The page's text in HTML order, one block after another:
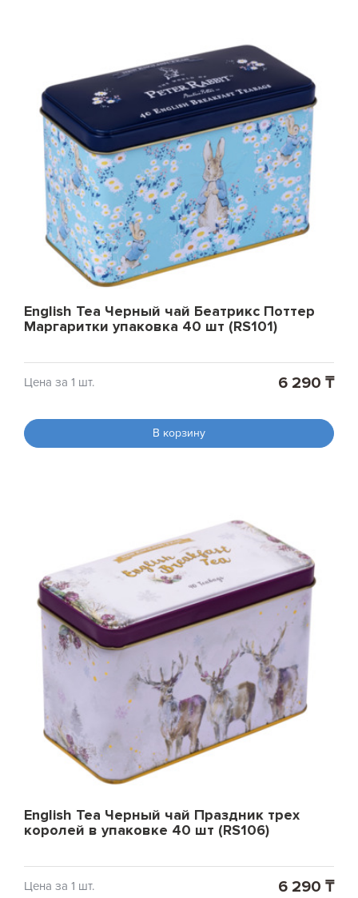
English Tea Черный чай Беатрикс Поттер
Маргаритки упаковка 40 шт (RS101)
Цена за 1 шт. 6 290 ₸
В корзину
English Tea Черный чай Праздник трех
королей в упаковке 40 шт (RS106)
Цена за 1 шт. 6 290 ₸